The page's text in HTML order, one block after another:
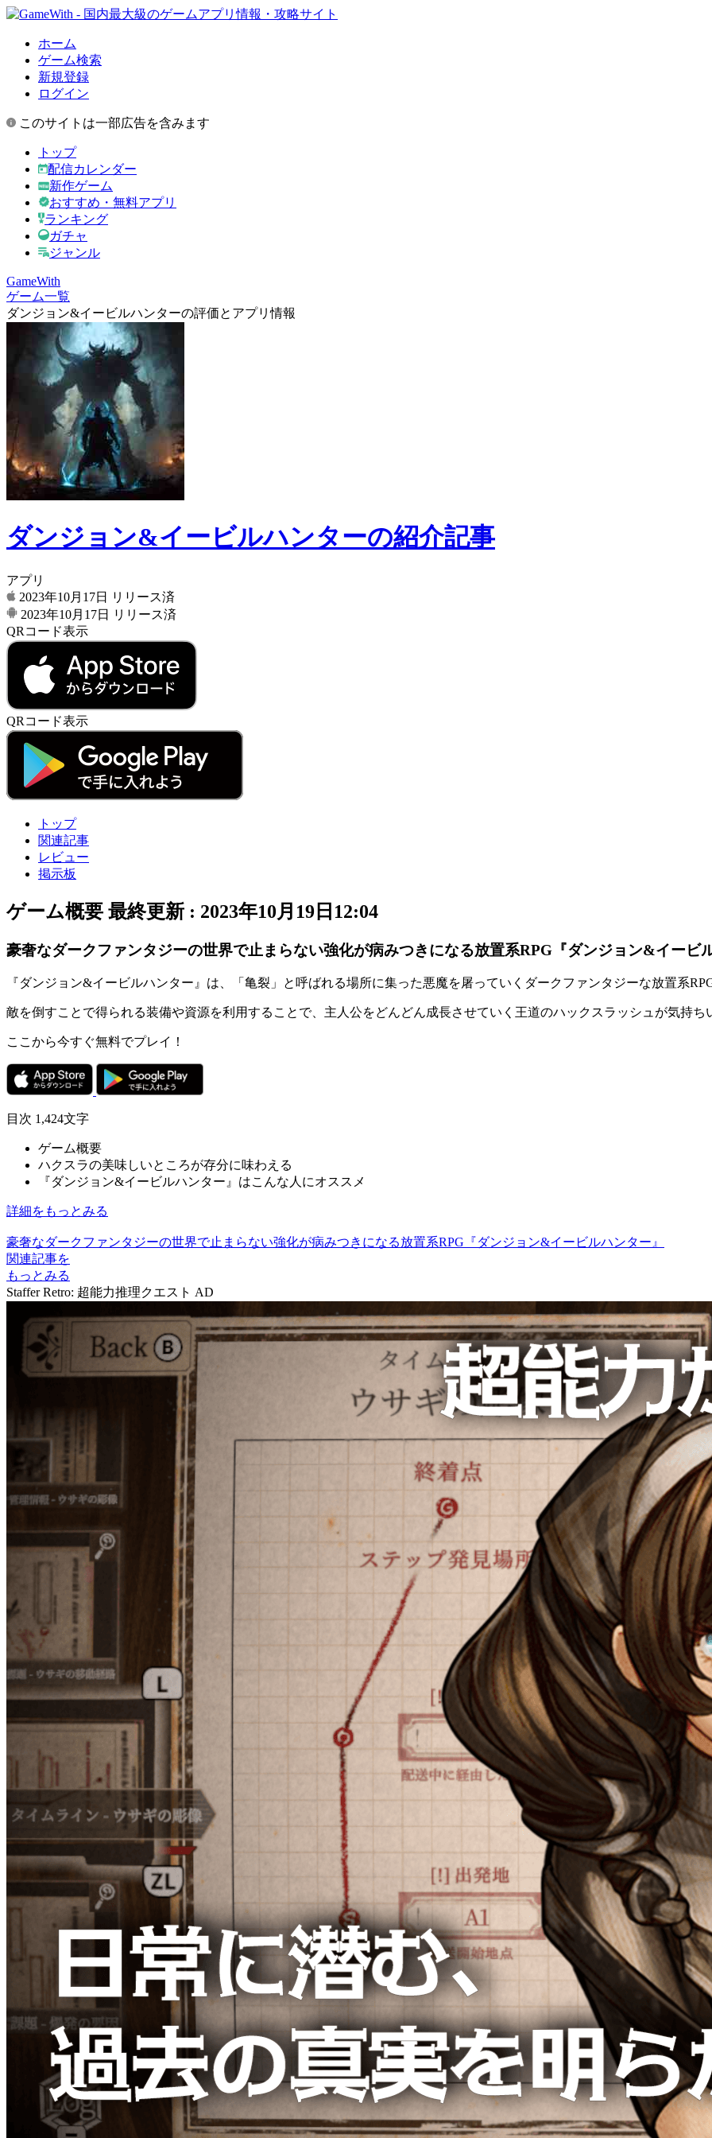
ホーム
ゲーム検索
新規登録
ログイン
このサイトは一部広告を含みます
トップ
配信カレンダー
新作ゲーム
おすすめ・無料アプリ
ランキング
ガチャ
ジャンル
GameWith
ゲーム一覧
ダンジョン&イービルハンターの評価とアプリ情報
ダンジョン&イービルハンターの紹介記事
アプリ
2023年10月17日
リリース済
2023年10月17日
リリース済
QRコード表示
QRコード表示
トップ
関連記事
レビュー
掲示板
ゲーム概要 最終更新 : 2023年10月19日12:04
豪奢なダークファンタジーの世界で止まらない強化が病みつきになる放置系RPG『ダンジョン&イービ
『ダンジョン&イービルハンター』は、「 亀裂 」と呼ばれる場所に集った悪魔を屠っていくダークファンタジーな放置系
敵を倒すことで得られる装備や資源を利用することで、主人公をどんどん成長させていく王道のハックスラッシュが気持ち
ここから今すぐ無料でプレイ！
目次 1,424文字
ゲーム概要
ハクスラの美味しいところが存分に味わえる
『ダンジョン&イービルハンター』はこんな人にオススメ
詳細をもっとみる
豪奢なダークファンタジーの世界で止まらない強化が病みつきになる放置系RPG『ダンジョン&イービルハンター』
関連記事を
もっとみる
Staffer Retro: 超能力推理クエスト AD